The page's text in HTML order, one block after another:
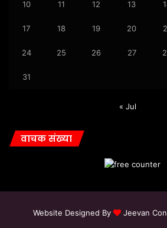
10 11 12 13
17 18 19 20
24 25 26 27
31
« Jul
वाचक संख्या
Website Designed By
Jeevan